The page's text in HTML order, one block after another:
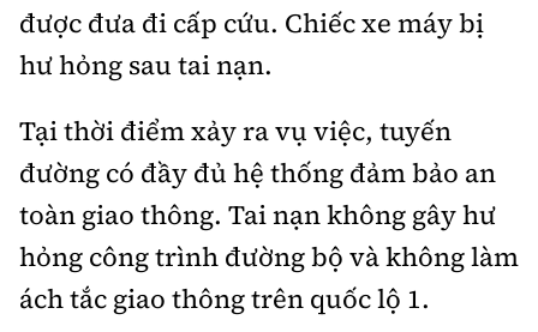
Câu chuyện giao thông
Cơ quan chủ quản: Bộ Xây dựng
Giấy phép số: 03/GP-BVHTTDL, cấp ngày 1/4/2025.
Tòa soạn: Số 2 Nguyễn Công Hoan, phường Giảng Võ,
Hà Nội.
Tổng biên tập: Nguyễn Thị Hồng Nga
Phó Tổng biên tập:
Nguyễn Sơn Tùng,
Nguyễn Đức Thắng, La Đức Hùng
Quảng cáo và Phát hành:
được đưa đi cấp cứu. Chiếc xe máy bị
hư hỏng sau tai nạn.
Tại thời điểm xảy ra vụ việc, tuyến
đường có đầy đủ hệ thống đảm bảo an
toàn giao thông. Tai nạn không gây hư
hỏng công trình đường bộ và không làm
ách tắc giao thông trên quốc lộ 1.